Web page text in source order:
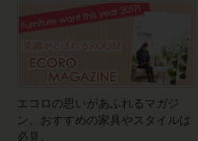
エコロの思いがあふれるマガジ
ン。おすすめの家具やスタイルは
必見。